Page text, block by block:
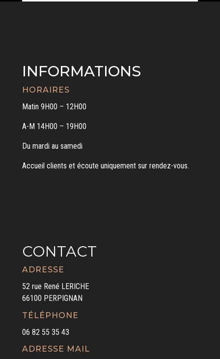
INFORMATIONS
HORAIRES
Matin 9H00 – 12H00
A-M 14H00 – 19H00
Du mardi au samedi
Accueil clients et écoute uniquement sur rendez-vous.
CONTACT
ADRESSE
52 rue René LERICHE
66100 PERPIGNAN
TÉLÉPHONE
06 82 55 35 43
ADRESSE MAIL